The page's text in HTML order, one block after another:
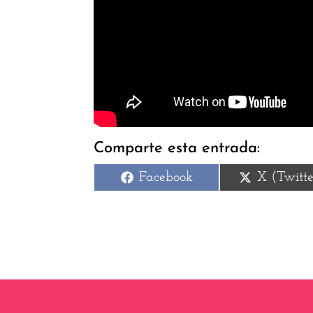
Comparte esta entrada:
Compartir
en
Facebook
en
X